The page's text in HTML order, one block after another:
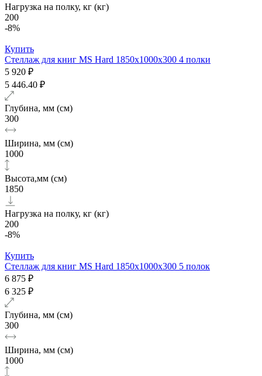
Нагрузка на полку, кг (кг)
200
-8%
Купить
Стеллаж для книг MS Hard 1850х1000x300 4 полки
5 920 ₽
5 446.40 ₽
Глубина, мм (см)
300
Ширина, мм (см)
1000
Высота,мм (см)
1850
Нагрузка на полку, кг (кг)
200
-8%
Купить
Стеллаж для книг MS Hard 1850х1000x300 5 полок
6 875 ₽
6 325 ₽
Глубина, мм (см)
300
Ширина, мм (см)
1000